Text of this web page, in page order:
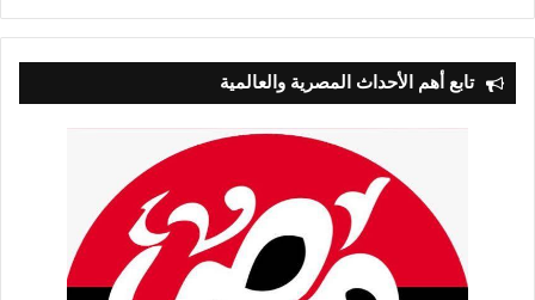
تابع أهم الأحداث المصرية والعالمية